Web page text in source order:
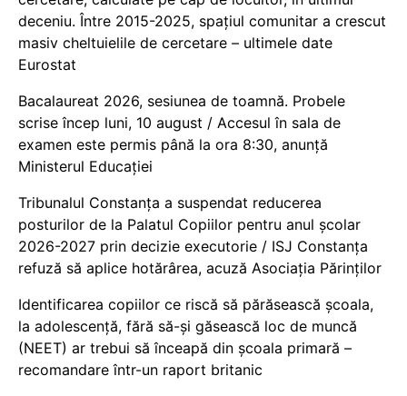
deceniu. Între 2015-2025, spațiul comunitar a crescut
masiv cheltuielile de cercetare – ultimele date
Eurostat
Bacalaureat 2026, sesiunea de toamnă. Probele
scrise încep luni, 10 august / Accesul în sala de
examen este permis până la ora 8:30, anunță
Ministerul Educației
Tribunalul Constanța a suspendat reducerea
posturilor de la Palatul Copiilor pentru anul școlar
2026-2027 prin decizie executorie / ISJ Constanța
refuză să aplice hotărârea, acuză Asociația Părinților
Identificarea copiilor ce riscă să părăsească școala,
la adolescență, fără să-și găsească loc de muncă
(NEET) ar trebui să înceapă din școala primară –
recomandare într-un raport britanic